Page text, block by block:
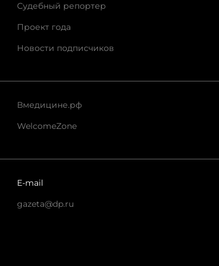
Судебный репортер
Проект года
Новости подписчиков
Вмедицине.рф
WelcomeZone
E-mail
gazeta@dp.ru